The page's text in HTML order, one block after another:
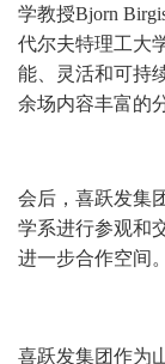
学教授Bjorn
代尔夫特理工大
能、灵活和可持
余场内容丰富的
会后，喜跃发集
学系进行参观和
进一步合作空间。
喜跃发集团作为